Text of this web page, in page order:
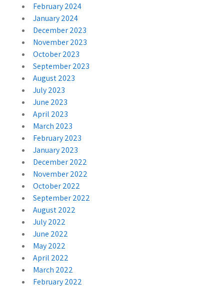
February 2024
January 2024
December 2023
November 2023
October 2023
September 2023
August 2023
July 2023
June 2023
April 2023
March 2023
February 2023
January 2023
December 2022
November 2022
October 2022
September 2022
August 2022
July 2022
June 2022
May 2022
April 2022
March 2022
February 2022